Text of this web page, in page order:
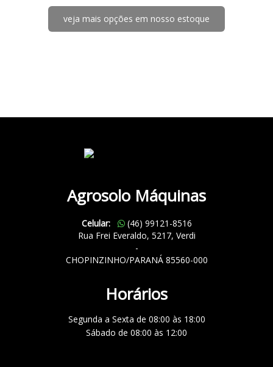
veja mais opções em nosso estoque
Agrosolo Máquinas
Celular:
(46) 99121-8516
Rua Frei Everaldo, 5217, Verdi
-
CHOPINZINHO/PARANÁ 85560-000
Horários
Segunda a Sexta de 08:00 às 18:00
Sábado de 08:00 às 12:00